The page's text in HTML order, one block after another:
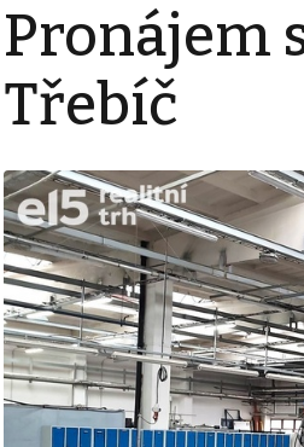
Pronájem
Třebíč